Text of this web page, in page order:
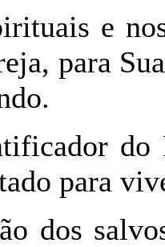
e
para
para
dos